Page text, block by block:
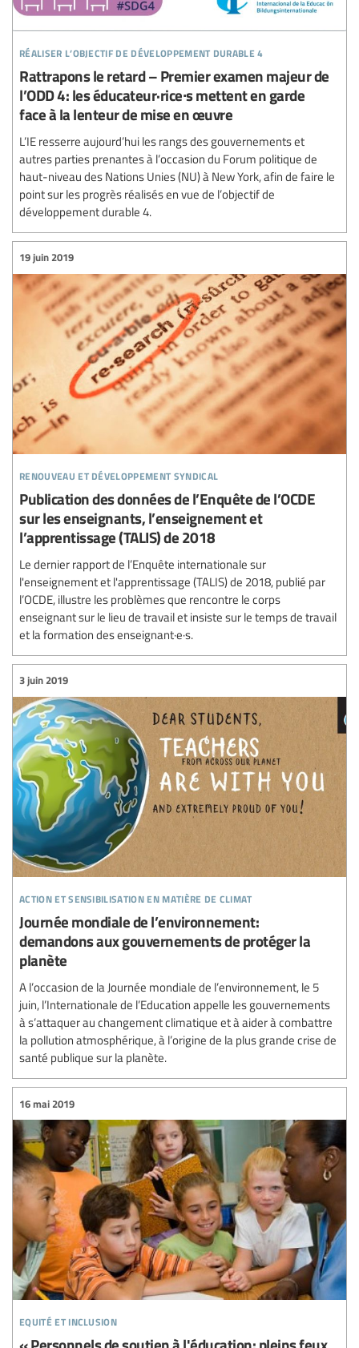
réaliser l’objectif de développement durable 4
Rattrapons le retard – Premier examen majeur de
l’ODD 4: les éducateur·rice∙s mettent en garde
face à la lenteur de mise en œuvre
L’IE resserre aujourd’hui les rangs des gouvernements et
autres parties prenantes à l’occasion du Forum politique de
haut-niveau des Nations Unies (NU) à New York, afin de faire le
point sur les progrès réalisés en vue de l’objectif de
développement durable 4.
renouveau et développement syndical
19 juin 2019
Publication des données de l’Enquête de l’OCDE
sur les enseignants, l’enseignement et
l’apprentissage (TALIS) de 2018
Le dernier rapport de l’Enquête internationale sur
l'enseignement et l'apprentissage (TALIS) de 2018, publié par
l’OCDE, illustre les problèmes que rencontre le corps
enseignant sur le lieu de travail et insiste sur le temps de travail
et la formation des enseignant·e·s.
action et sensibilisation en matière de climat
3 juin 2019
Journée mondiale de l’environnement:
demandons aux gouvernements de protéger la
planète
A l’occasion de la Journée mondiale de l’environnement, le 5
juin, l’Internationale de l’Education appelle les gouvernements
à s’attaquer au changement climatique et à aider à combattre
la pollution atmosphérique, à l’origine de la plus grande crise de
santé publique sur la planète.
equité et inclusion
16 mai 2019